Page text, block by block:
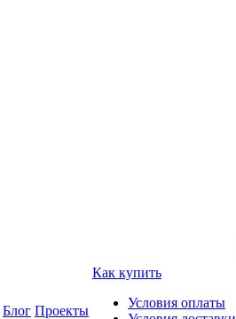
Блог Проекты
Как купить
Условия оплаты